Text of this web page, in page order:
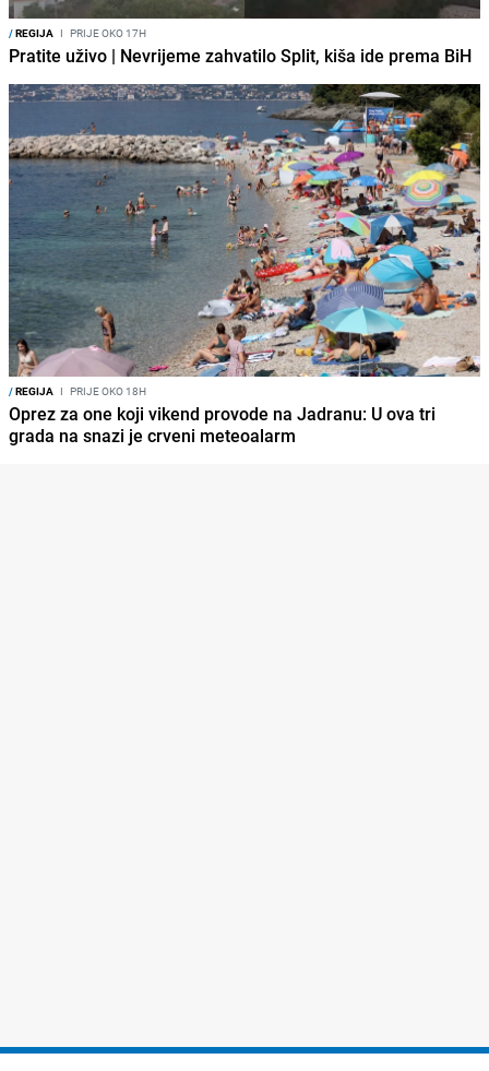
/REGIJA I PRIJE OKO 17H
Pratite uživo | Nevrijeme zahvatilo Split, kiša ide prema BiH
/REGIJA I PRIJE OKO 18H
Oprez za one koji vikend provode na Jadranu: U ova tri
grada na snazi je crveni meteoalarm